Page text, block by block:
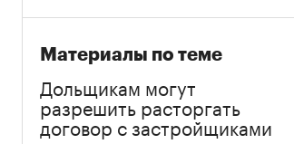
Материалы по теме
Дольщикам могут
разрешить расторгать
договор с застройщиками